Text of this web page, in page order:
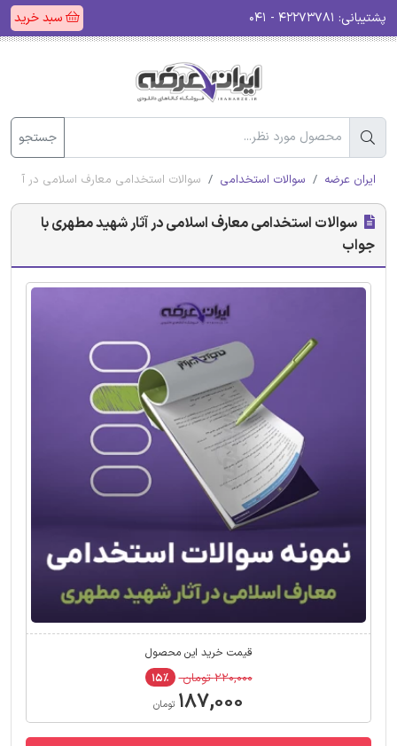
پشتیبانی: سبد خرید
جستجو
ایران عرضه سوالات استخدامی سوالات استخدامی معارف اسلامی در
سوالات استخدامی معارف اسلامی در آثار شهید مطهری با
جواب
قیمت خرید این محصول
۲۲۰,۰۰۰ تومان ۱۵٪
۱۸۷,۰۰۰ تومان